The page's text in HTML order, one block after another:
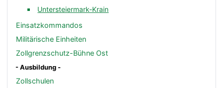
Untersteiermark-Krain
Einsatzkommandos
Militärische Einheiten
Zollgrenzschutz-Bühne Ost
- Ausbildung -
Zollschulen